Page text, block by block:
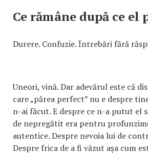
Ce rămâne după ce el
Durere. Confuzie. Întrebări fără
Uneori, vină. Dar adevărul este că
care „părea perfect” nu e despre
n-ai făcut. E despre ce n-a putut el
de nepregătit era pentru
autentice. Despre nevoia lui de
Despre frica de a fi văzut așa cum